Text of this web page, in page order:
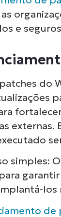
e
do
simples:
de